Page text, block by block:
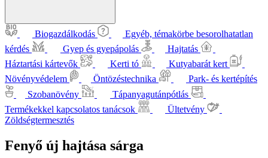
Biogazdálkodás
Egyéb, témakörbe besorolhatatlan
kérdés
Gyep és gyepápolás
Hajtatás
Háztartási kártevők
Kerti tó
Kutyabarát kert
Növényvédelem
Öntözéstechnika
Park- és kertépítés
Szobanövény
Tápanyagutánpótlás
Termékekkel kapcsolatos tanácsok
Ültetvény
Zöldségtermesztés
Fenyő új hajtása sárga